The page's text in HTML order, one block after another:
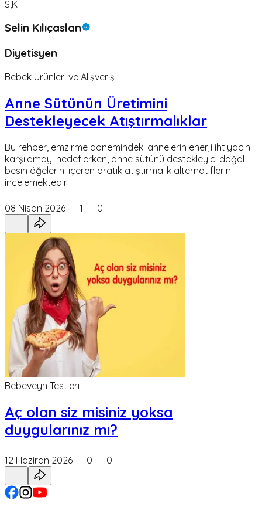
S,K
Selin Kılıçaslan
Diyetisyen
Bebek Ürünleri ve Alışveriş
Anne Sütünün Üretimini
Destekleyecek Atıştırmalıklar
Bu rehber, emzirme dönemindeki annelerin enerji ihtiyacını
karşılamayı hedeflerken, anne sütünü destekleyici doğal
besin öğelerini içeren pratik atıştırmalık alternatiflerini
incelemektedir.
08 Nisan 2026 1 0
Bebeveyn Testleri
Aç olan siz misiniz yoksa
duygularınız mı?
12 Haziran 2026 0 0